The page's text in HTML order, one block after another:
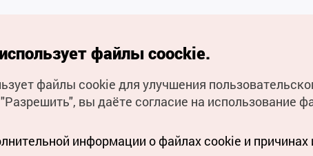
туризма Кореи Все права
проблемах, связанных с работой
файлы coockie.
файлы cookie для улучшения
вы даёте согласие на использование
информации о файлах cookie и причинах